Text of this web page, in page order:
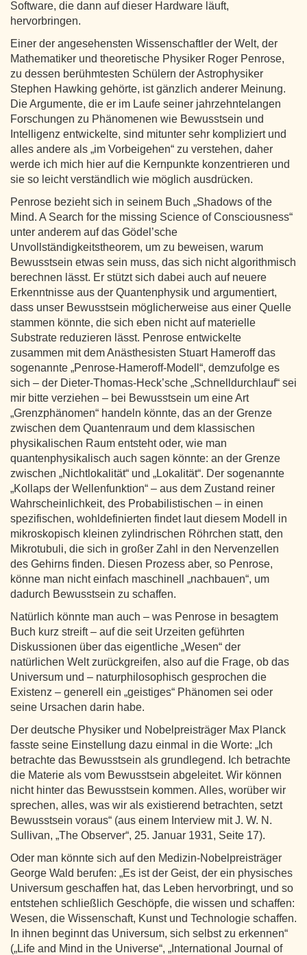
Software, die dann auf dieser Hardware läuft,
hervorbringen.
Einer der angesehensten Wissenschaftler der Welt, der
Mathematiker und theoretische Physiker Roger Penrose,
zu dessen berühmtesten Schülern der Astrophysiker
Stephen Hawking gehörte, ist gänzlich anderer Meinung.
Die Argumente, die er im Laufe seiner jahrzehntelangen
Forschungen zu Phänomenen wie Bewusstsein und
Intelligenz entwickelte, sind mitunter sehr kompliziert und
alles andere als „im Vorbeigehen“ zu verstehen, daher
werde ich mich hier auf die Kernpunkte konzentrieren und
sie so leicht verständlich wie möglich ausdrücken.
Penrose bezieht sich in seinem Buch „Shadows of the
Mind. A Search for the missing Science of Consciousness“
unter anderem auf das Gödel’sche
Unvollständigkeitstheorem, um zu beweisen, warum
Bewusstsein etwas sein muss, das sich nicht algorithmisch
berechnen lässt. Er stützt sich dabei auch auf neuere
Erkenntnisse aus der Quantenphysik und argumentiert,
dass unser Bewusstsein möglicherweise aus einer Quelle
stammen könnte, die sich eben nicht auf materielle
Substrate reduzieren lässt. Penrose entwickelte
zusammen mit dem Anästhesisten Stuart Hameroff das
sogenannte „Penrose-Hameroff-Modell“, demzufolge es
sich – der Dieter-Thomas-Heck’sche „Schnelldurchlauf“ sei
mir bitte verziehen – bei Bewusstsein um eine Art
„Grenzphänomen“ handeln könnte, das an der Grenze
zwischen dem Quantenraum und dem klassischen
physikalischen Raum entsteht oder, wie man
quantenphysikalisch auch sagen könnte: an der Grenze
zwischen „Nichtlokalität“ und „Lokalität“. Der sogenannte
„Kollaps der Wellenfunktion“ – aus dem Zustand reiner
Wahrscheinlichkeit, des Probabilistischen – in einen
spezifischen, wohldefinierten findet laut diesem Modell in
mikroskopisch kleinen zylindrischen Röhrchen statt, den
Mikrotubuli, die sich in großer Zahl in den Nervenzellen
des Gehirns finden. Diesen Prozess aber, so Penrose,
könne man nicht einfach maschinell „nachbauen“, um
dadurch Bewusstsein zu schaffen.
Natürlich könnte man auch – was Penrose in besagtem
Buch kurz streift – auf die seit Urzeiten geführten
Diskussionen über das eigentliche „Wesen“ der
natürlichen Welt zurückgreifen, also auf die Frage, ob das
Universum und – naturphilosophisch gesprochen die
Existenz – generell ein „geistiges“ Phänomen sei oder
seine Ursachen darin habe.
Der deutsche Physiker und Nobelpreisträger Max Planck
fasste seine Einstellung dazu einmal in die Worte: „Ich
betrachte das Bewusstsein als grundlegend. Ich betrachte
die Materie als vom Bewusstsein abgeleitet. Wir können
nicht hinter das Bewusstsein kommen. Alles, worüber wir
sprechen, alles, was wir als existierend betrachten, setzt
Bewusstsein voraus“ (aus einem Interview mit J. W. N.
Sullivan, „The Observer“, 25. Januar 1931, Seite 17).
Oder man könnte sich auf den Medizin-Nobelpreisträger
George Wald berufen: „Es ist der Geist, der ein physisches
Universum geschaffen hat, das Leben hervorbringt, und so
entstehen schließlich Geschöpfe, die wissen und schaffen:
Wesen, die Wissenschaft, Kunst und Technologie schaffen.
In ihnen beginnt das Universum, sich selbst zu erkennen“
(„Life and Mind in the Universe“, „International Journal of